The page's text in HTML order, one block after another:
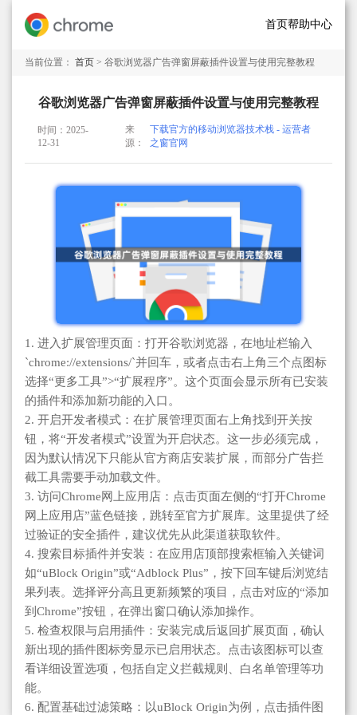
首页帮助中心
当前位置： 首页 > 谷歌浏览器广告弹窗屏蔽插件设置与使用完整教程
谷歌浏览器广告弹窗屏蔽插件设置与使用完整教程
时间：2025-
12-31
来
源：
下载官方的移动浏览器技术栈 - 运营者
之窗官网
1. 进入扩展管理页面：打开谷歌浏览器，在地址栏输入
`chrome://extensions/`并回车，或者点击右上角三个点图标
选择“更多工具”>“扩展程序”。这个页面会显示所有已安装
的插件和添加新功能的入口。
2. 开启开发者模式：在扩展管理页面右上角找到开关按
钮，将“开发者模式”设置为开启状态。这一步必须完成，
因为默认情况下只能从官方商店安装扩展，而部分广告拦
截工具需要手动加载文件。
3. 访问Chrome网上应用店：点击页面左侧的“打开Chrome
网上应用店”蓝色链接，跳转至官方扩展库。这里提供了经
过验证的安全插件，建议优先从此渠道获取软件。
4. 搜索目标插件并安装：在应用店顶部搜索框输入关键词
如“uBlock Origin”或“Adblock Plus”，按下回车键后浏览结
果列表。选择评分高且更新频繁的项目，点击对应的“添加
到Chrome”按钮，在弹出窗口确认添加操作。
5. 检查权限与启用插件：安装完成后返回扩展页面，确认
新出现的插件图标旁显示已启用状态。点击该图标可以查
看详细设置选项，包括自定义拦截规则、白名单管理等功
能。
6. 配置基础过滤策略：以uBlock Origin为例，点击插件图